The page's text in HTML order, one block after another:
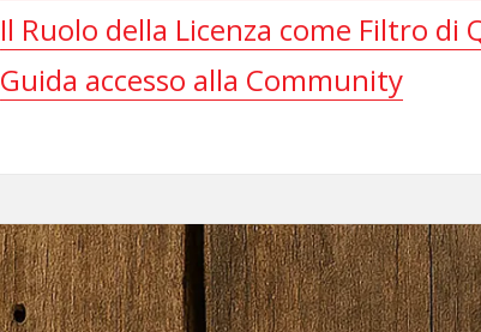
Il Ruolo della Licenza come Filtro di
Guida accesso alla Community